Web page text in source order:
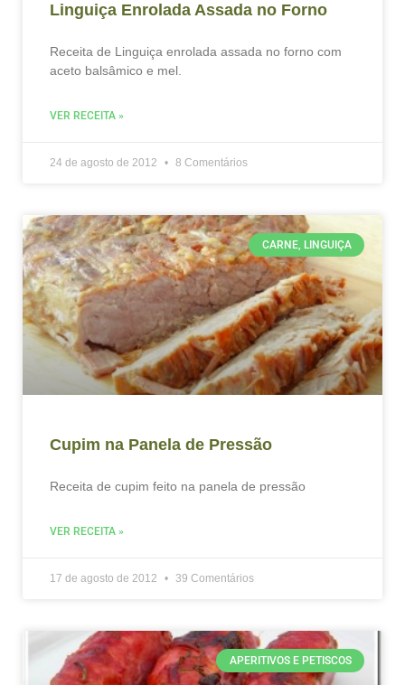
Linguiça Enrolada Assada no Forno
Receita de Linguiça enrolada assada no forno com
aceto balsâmico e mel.
VER RECEITA »
24 de agosto de 2012 8 Comentários
CARNE, LINGUIÇA
Cupim na Panela de Pressão
Receita de cupim feito na panela de pressão
VER RECEITA »
17 de agosto de 2012 39 Comentários
APERITIVOS E PETISCOS